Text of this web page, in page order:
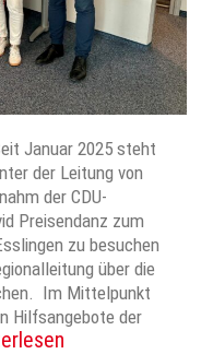
Januar 2025 steht
der Leitung von
der CDU-
Preisendanz zum
zu besuchen
über die
Im Mittelpunkt
Hilfsangebote der